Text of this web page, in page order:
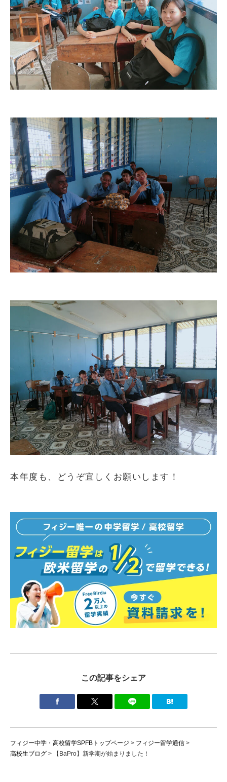
本年度も、どうぞ宜しくお願いします！
この記事をシェア
フィジー中学・高校留学SPFBトップページ > フィジー留学通信 >
高校生ブログ > 【BaPro】新学期が始まりました！